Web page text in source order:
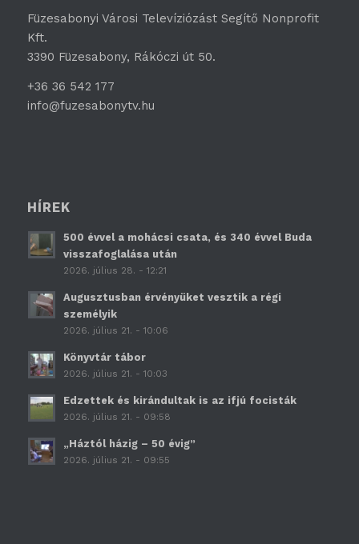
Füzesabonyi Városi Televíziózást Segítő Nonprofit
Kft.
3390 Füzesabony, Rákóczi út 50.
+36 36 542 177
info@fuzesabonytv.hu
HÍREK
500 évvel a mohácsi csata, és 340 évvel Buda
visszafoglalása után
2026. július 28. - 12:21
Augusztusban érvényüket vesztik a régi
személyik
2026. július 21. - 10:06
Könyvtár tábor
2026. július 21. - 10:03
Edzettek és kirándultak is az ifjú focisták
2026. július 21. - 09:58
„Háztól házig – 50 évig”
2026. július 21. - 09:55